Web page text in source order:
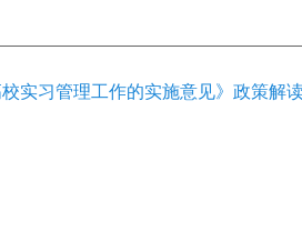
实习管理工作的实施意见》政策解